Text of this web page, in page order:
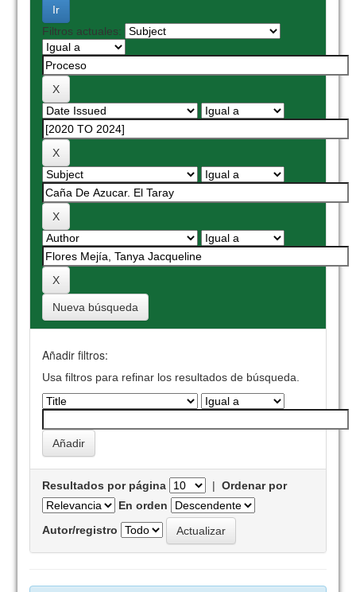
Filtros actuales:
Nueva búsqueda
Añadir filtros:
Usa filtros para refinar los resultados de búsqueda.
Resultados por página |Ordenar por
En orden
Autor/registro